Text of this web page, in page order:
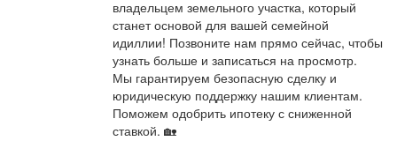
владельцем земельного участка, который
станет основой для вашей семейной
идиллии! Позвоните нам прямо сейчас, чтобы
узнать больше и записаться на просмотр.
Мы гарантируем безопасную сделку и
юридическую поддержку нашим клиентам.
Поможем одобрить ипотеку с сниженной
ставкой. 🏡